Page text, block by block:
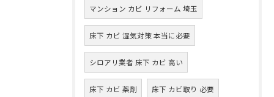
マンション カビ リフォーム 埼玉
床下 カビ 湿気対策 本当に必要
シロアリ業者 床下 カビ 高い
床下 カビ 薬剤 床下 カビ取り 必要